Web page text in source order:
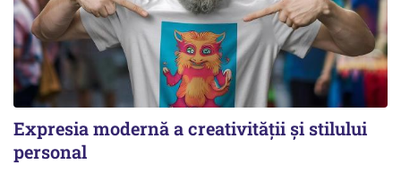
Expresia modernă a creativității și stilului
personal